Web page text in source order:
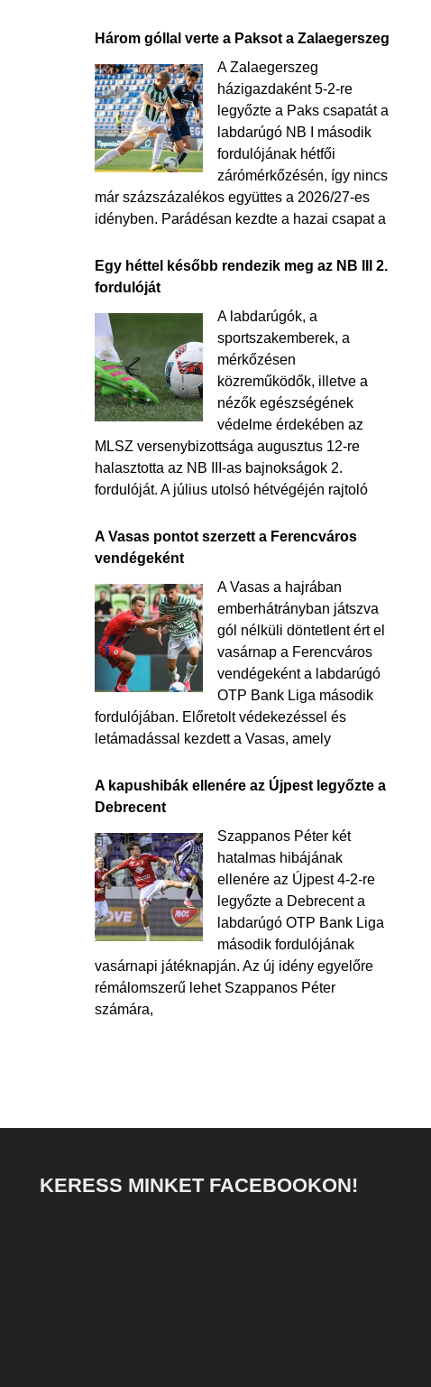
Három góllal verte a Paksot a Zalaegerszeg
A Zalaegerszeg
házigazdaként 5-2-re
legyőzte a Paks csapatát a
labdarúgó NB I második
fordulójának hétfői
zárómérkőzésén, így nincs
már százszázalékos együttes a 2026/27-es
idényben. Parádésan kezdte a hazai csapat a
Egy héttel később rendezik meg az NB III 2.
fordulóját
A labdarúgók, a
sportszakemberek, a
mérkőzésen
közreműködők, illetve a
nézők egészségének
védelme érdekében az
MLSZ versenybizottsága augusztus 12-re
halasztotta az NB III-as bajnokságok 2.
fordulóját. A július utolsó hétvégéjén rajtoló
A Vasas pontot szerzett a Ferencváros
vendégeként
A Vasas a hajrában
emberhátrányban játszva
gól nélküli döntetlent ért el
vasárnap a Ferencváros
vendégeként a labdarúgó
OTP Bank Liga második
fordulójában. Előretolt védekezéssel és
letámadással kezdett a Vasas, amely
A kapushibák ellenére az Újpest legyőzte a
Debrecent
Szappanos Péter két
hatalmas hibájának
ellenére az Újpest 4-2-re
legyőzte a Debrecent a
labdarúgó OTP Bank Liga
második fordulójának
vasárnapi játéknapján. Az új idény egyelőre
rémálomszerű lehet Szappanos Péter
számára,
KERESS MINKET FACEBOOKON!